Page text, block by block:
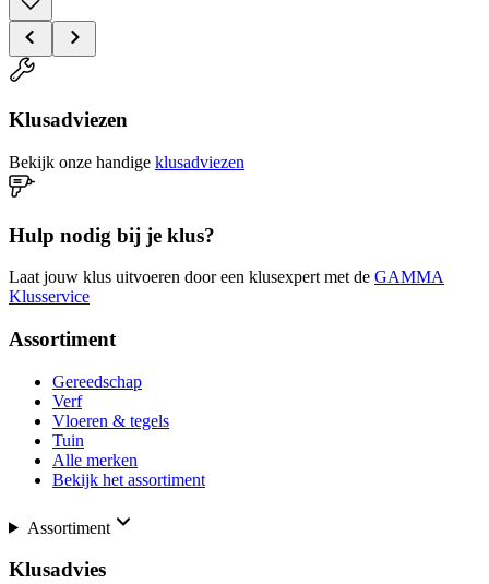
Klusadviezen
Bekijk onze handige klusadviezen
Hulp nodig bij je klus?
Laat jouw klus uitvoeren door een klusexpert met de GAMMA
Klusservice
Assortiment
Gereedschap
Verf
Vloeren & tegels
Tuin
Alle merken
Bekijk het assortiment
Assortiment
Klusadvies